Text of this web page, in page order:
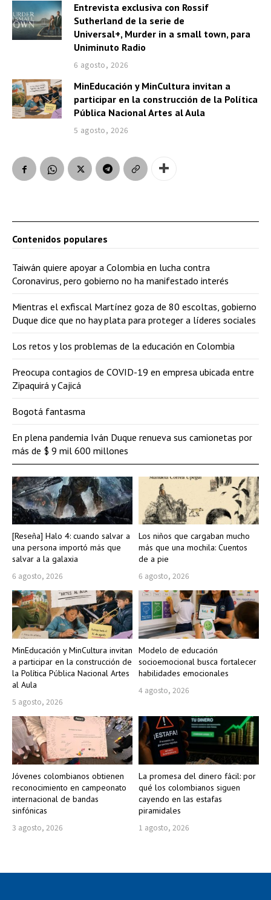
Entrevista exclusiva con Rossif
Sutherland de la serie de
Universal+, Murder in a small town, para
Uniminuto Radio
6 agosto, 2026
MinEducación y MinCultura invitan a
participar en la construcción de la Política
Pública Nacional Artes al Aula
5 agosto, 2026
[Reseña] Halo 4: cuando salvar a
una persona importó más que
salvar a la galaxia
6 agosto, 2026
Los niños que cargaban mucho
más que una mochila: Cuentos
de a pie
6 agosto, 2026
MinEducación y MinCultura invitan
a participar en la construcción de
la Política Pública Nacional Artes
al Aula
5 agosto, 2026
Modelo de educación
socioemocional busca fortalecer
habilidades emocionales
4 agosto, 2026
Jóvenes colombianos obtienen
reconocimiento en campeonato
internacional de bandas
sinfónicas
3 agosto, 2026
La promesa del dinero fácil: por
qué los colombianos siguen
cayendo en las estafas
piramidales
1 agosto, 2026
Contenidos populares
Taiwán quiere apoyar a Colombia en lucha contra
Coronavirus, pero gobierno no ha manifestado interés
Mientras el exfiscal Martínez goza de 80 escoltas, gobierno
Duque dice que no hay plata para proteger a líderes sociales
Los retos y los problemas de la educación en Colombia
Preocupa contagios de COVID-19 en empresa ubicada entre
Zipaquirá y Cajicá
Bogotá fantasma
En plena pandemia Iván Duque renueva sus camionetas por
más de $ 9 mil 600 millones